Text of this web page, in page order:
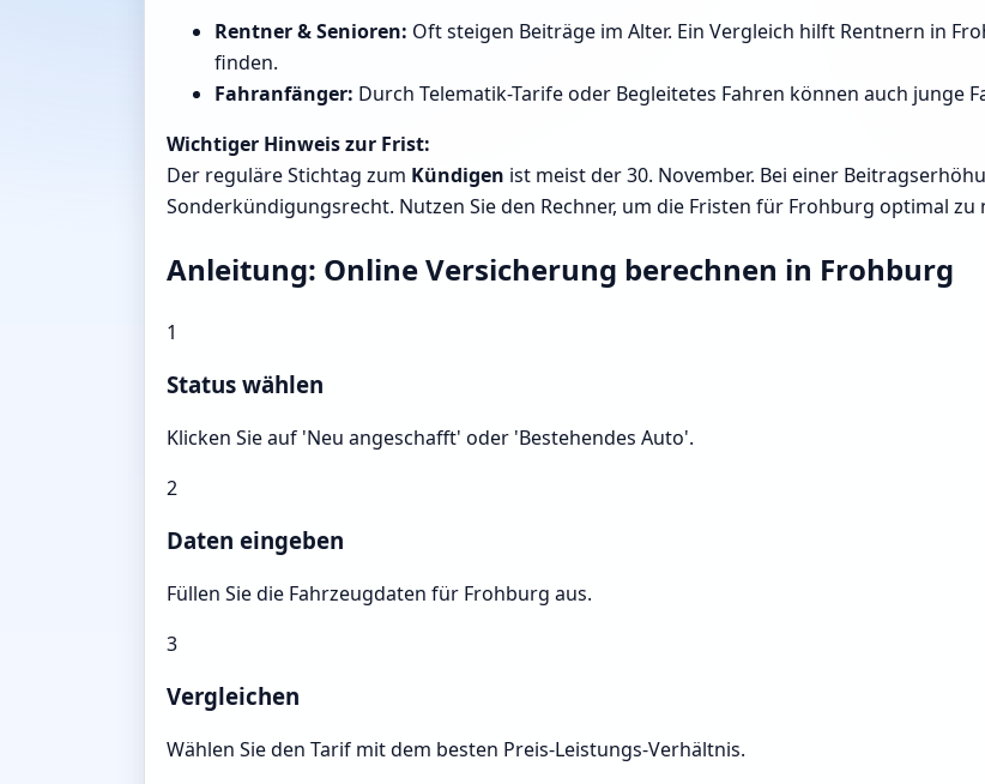
Rentner & Senioren: Oft steigen Beiträge im Alter. Ein Vergleich hilft Rentnern in
finden.
Fahranfänger: Durch Telematik-Tarife oder Begleitetes Fahren können auch junge
Wichtiger Hinweis zur Frist:
Der reguläre Stichtag zum Kündigen ist meist der 30. November. Bei einer
Sonderkündigungsrecht. Nutzen Sie den Rechner, um die Fristen für Frohburg optimal zu
Anleitung: Online Versicherung berechnen in Frohburg
1
Status wählen
Klicken Sie auf 'Neu angeschafft' oder 'Bestehendes Auto'.
2
Daten eingeben
Füllen Sie die Fahrzeugdaten für Frohburg aus.
3
Vergleichen
Wählen Sie den Tarif mit dem besten Preis-Leistungs-Verhältnis.